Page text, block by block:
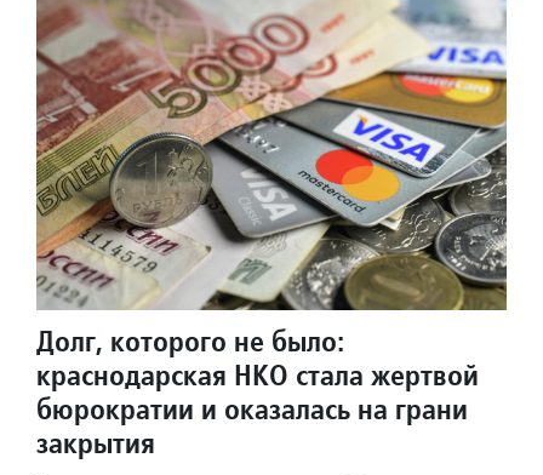
Долг, которого не было:
краснодарская НКО стала жертвой
бюрократии и оказалась на грани
закрытия